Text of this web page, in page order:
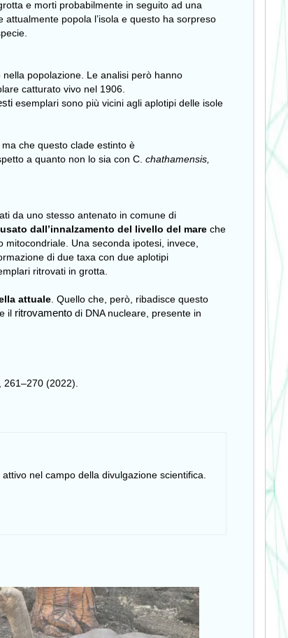
e morti probabilmente in seguito ad una
attualmente popola l’isola e questo ha sorpreso
popolazione. Le analisi però hanno
catturato vivo nel 1906.
esemplari sono più vicini agli aplotipi delle isole
che questo clade estinto è
a quanto non lo sia con C. chathamensis,
da uno stesso antenato in comune di
dall’innalzamento del livello del mare che
Una seconda ipotesi, invece,
di due taxa con due aplotipi
ritrovati in grotta.
attuale . Quello che, però, ribadisce questo
il ritrovamento di DNA nucleare, presente in
261–270 (2022).
nel campo della divulgazione scientifica.